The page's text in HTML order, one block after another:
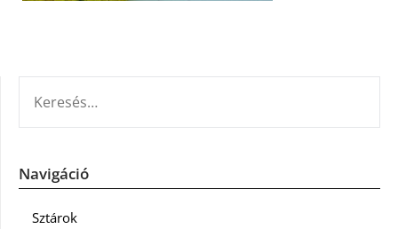
Navigáció
Sztárok